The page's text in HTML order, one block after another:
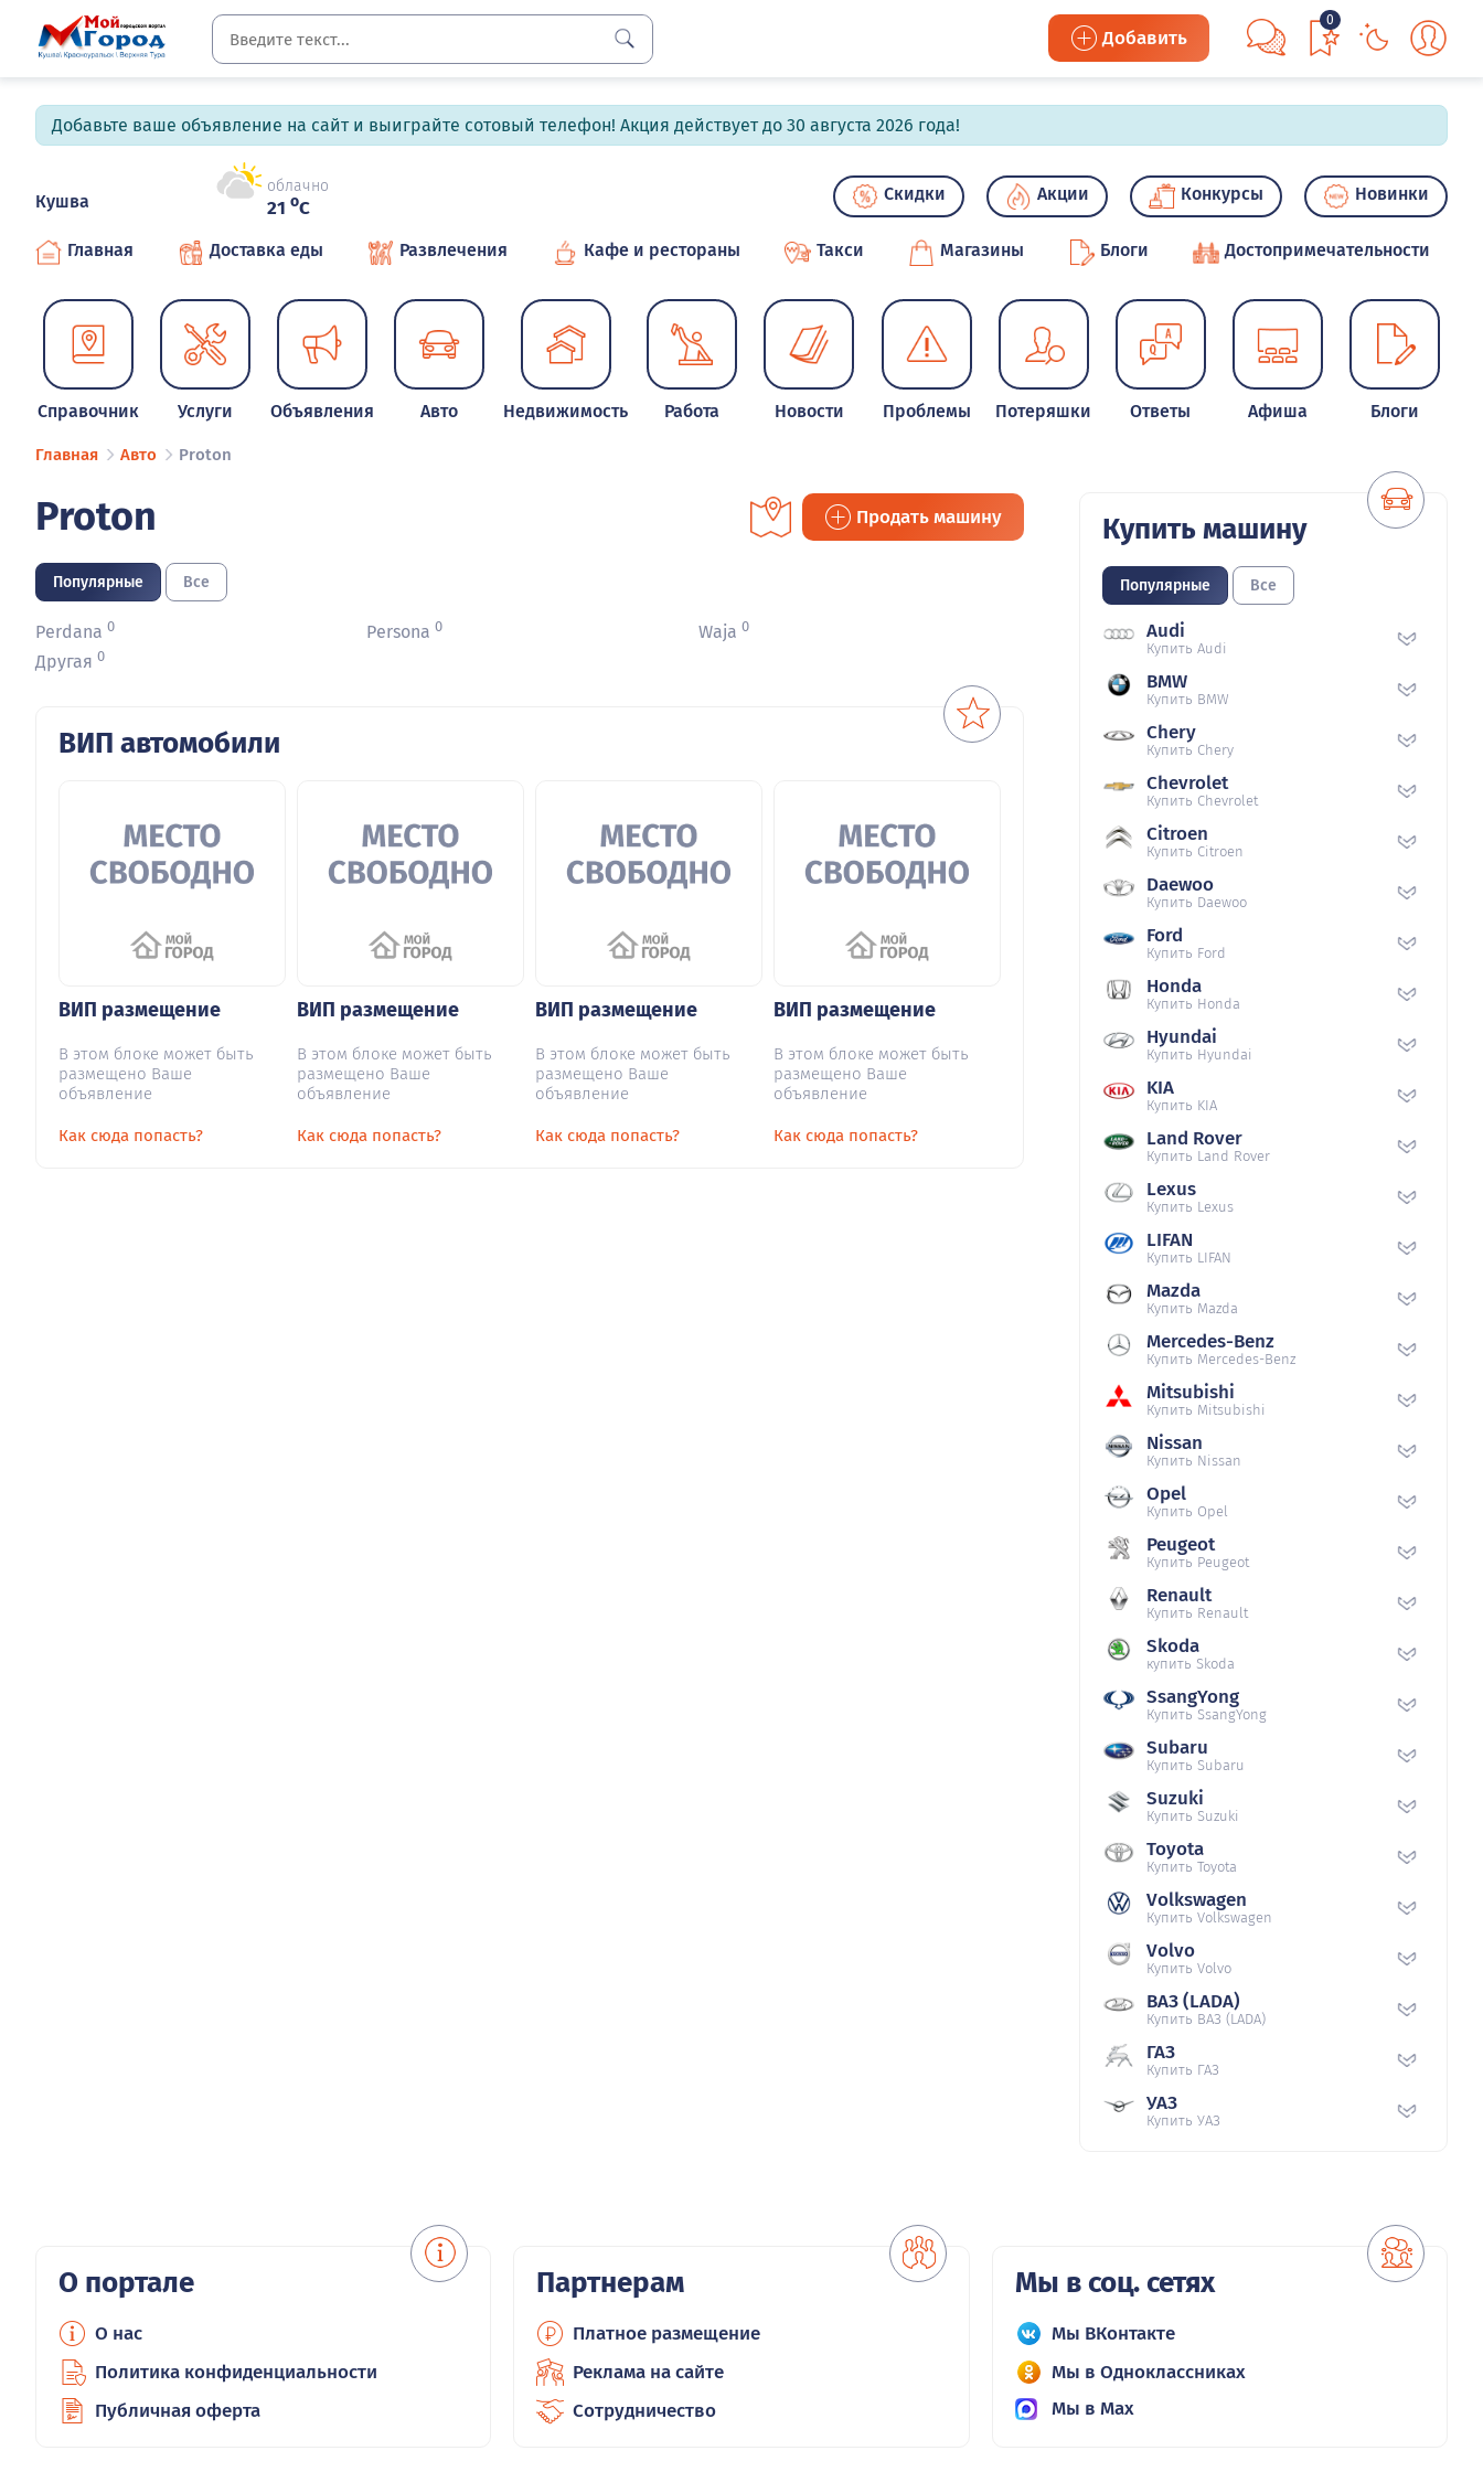
Добавить
0
Добавьте ваше объявление на сайт и выиграйте сотовый телефон! Акция действует до 30 августа 2026 года!
Кушва
облачно
21 oC
Скидки Акции Конкурсы Новинки
Главная Доставка еды Развлечения Кафе и рестораны Такси Магазины Блоги Достопримечательности
Справочник Услуги Объявления Авто Недвижимость Работа Новости Проблемы Потеряшки Ответы Афиша Блоги
Главная Авто Proton
Proton Продать машину
Популярные Все
Perdana 0 Persona 0 Waja 0
Другая 0
ВИП автомобили
ВИП размещение
В этом блоке может быть
размещено Ваше
объявление
Как сюда попасть?
ВИП размещение
В этом блоке может быть
размещено Ваше
объявление
Как сюда попасть?
ВИП размещение
В этом блоке может быть
размещено Ваше
объявление
Как сюда попасть?
ВИП размещение
В этом блоке может быть
размещено Ваше
объявление
Как сюда попасть?
Купить машину
Популярные Все
Audi
Купить Audi
BMW
Купить BMW
Chery
Купить Chery
Chevrolet
Купить Chevrolet
Citroen
Купить Citroen
Daewoo
Купить Daewoo
Ford
Купить Ford
Honda
Купить Honda
Hyundai
Купить Hyundai
KIA
Купить KIA
Land Rover
Купить Land Rover
Lexus
Купить Lexus
LIFAN
Купить LIFAN
Mazda
Купить Mazda
Mercedes-Benz
Купить Mercedes-Benz
Mitsubishi
Купить Mitsubishi
Nissan
Купить Nissan
Opel
Купить Opel
Peugeot
Купить Peugeot
Renault
Купить Renault
Skoda
купить Skoda
SsangYong
Купить SsangYong
Subaru
Купить Subaru
Suzuki
Купить Suzuki
Toyota
Купить Toyota
Volkswagen
Купить Volkswagen
Volvo
Купить Volvo
ВАЗ (LADA)
Купить ВАЗ (LADA)
ГАЗ
Купить ГАЗ
УАЗ
Купить УАЗ
О портале
О нас
Политика конфиденциальности
Публичная оферта
Партнерам
Платное размещение
Реклама на сайте
Сотрудничество
Мы в соц. сетях
Мы ВКонтакте
Мы в Одноклассниках
Мы в Max